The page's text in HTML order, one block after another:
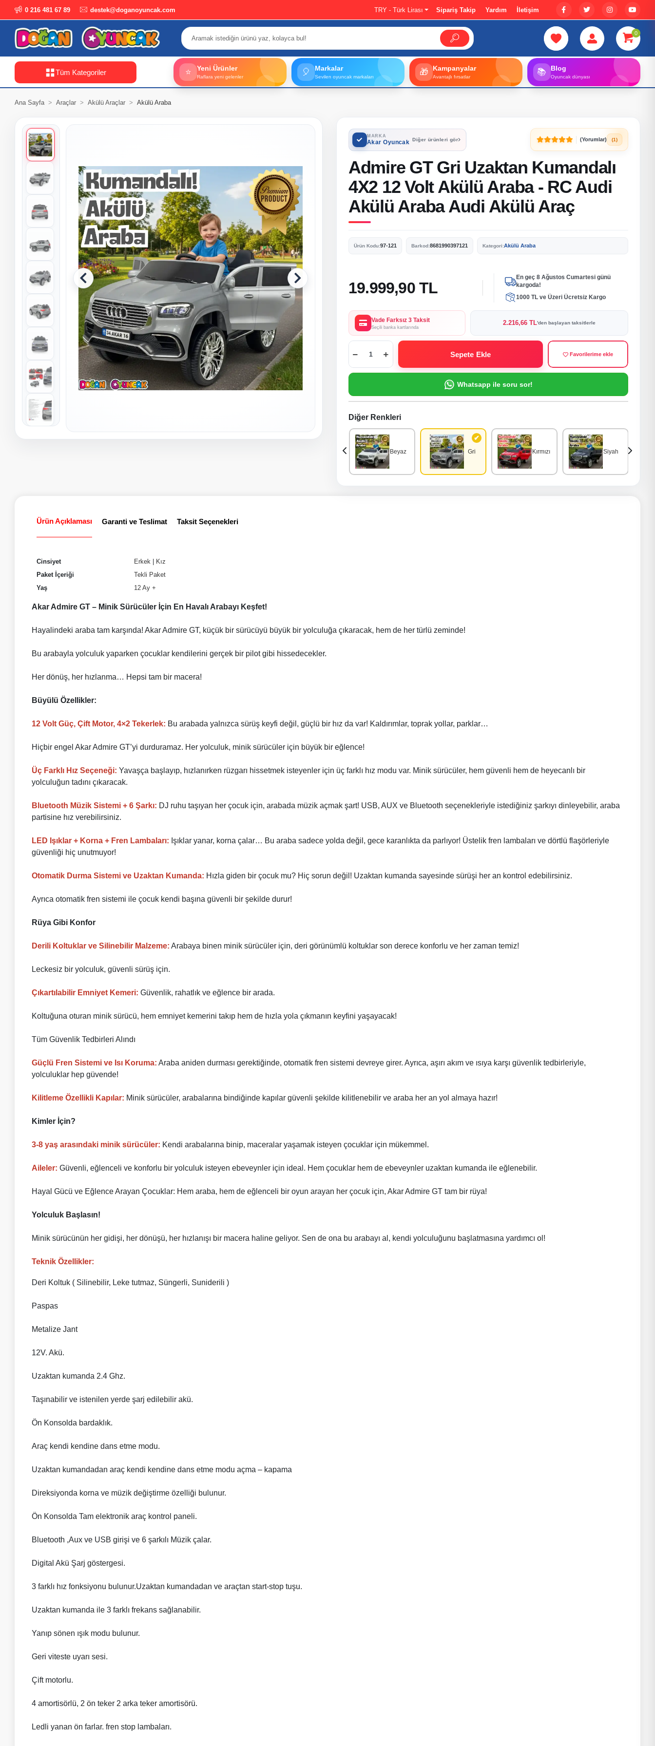
0 216 481 67 89 destek@doganoyuncak.com TRY - Türk Lirası Sipariş Takip Yardım İletişim
0
Tüm Kategoriler ⭐ Yeni Ürünler
Raflara yeni gelenler 🎈 Markalar
Sevilen oyuncak markaları 🎁 Kampanyalar
Avantajlı fırsatlar 📚 Blog
Oyuncak dünyası
Ana Sayfa Araçlar Akülü Araçlar Akülü Araba
MARKA
Akar Oyuncak Diğer ürünleri gör (Yorumlar) (1)
Admire GT Gri Uzaktan Kumandalı
4X2 12 Volt Akülü Araba - RC Audi
Akülü Araba Audi Akülü Araç
Ürün Kodu:97-121 Barkod:8681990397121 Kategori:Akülü Araba
19.999,90 TL
En geç 8 Ağustos Cumartesi günü
kargoda!
1000 TL ve Üzeri Ücretsiz Kargo
Vade Farksız 3 Taksit
Seçili banka kartlarında
2.216,66 TL'den başlayan taksitlerle
Sepete Ekle Favorilerime ekle
Whatsapp ile soru sor!
Diğer Renkleri
Beyaz Gri Kırmızı Siyah
Ürün Açıklaması Garanti ve Teslimat Taksit Seçenekleri
Cinsiyet Erkek
Kız
Paket İçeriği
Tekli Paket
Yaş
12 Ay +
Akar Admire GT – Minik Sürücüler İçin En Havalı Arabayı Keşfet!
Hayalindeki araba tam karşında! Akar Admire GT, küçük bir sürücüyü büyük bir yolculuğa çıkaracak, hem de her türlü zeminde!
Bu arabayla yolculuk yaparken çocuklar kendilerini gerçek bir pilot gibi hissedecekler.
Her dönüş, her hızlanma… Hepsi tam bir macera!
Büyülü Özellikler:
12 Volt Güç, Çift Motor, 4×2 Tekerlek: Bu arabada yalnızca sürüş keyfi değil, güçlü bir hız da var! Kaldırımlar, toprak yollar, parklar…
Hiçbir engel Akar Admire GT’yi durduramaz. Her yolculuk, minik sürücüler için büyük bir eğlence!
Üç Farklı Hız Seçeneği: Yavaşça başlayıp, hızlanırken rüzgarı hissetmek isteyenler için üç farklı hız modu var. Minik sürücüler, hem güvenli hem de heyecanlı bir
yolculuğun tadını çıkaracak.
Bluetooth Müzik Sistemi + 6 Şarkı: DJ ruhu taşıyan her çocuk için, arabada müzik açmak şart! USB, AUX ve Bluetooth seçenekleriyle istediğiniz şarkıyı dinleyebilir, araba
partisine hız verebilirsiniz.
LED Işıklar + Korna + Fren Lambaları: Işıklar yanar, korna çalar… Bu araba sadece yolda değil, gece karanlıkta da parlıyor! Üstelik fren lambaları ve dörtlü flaşörleriyle
güvenliği hiç unutmuyor!
Otomatik Durma Sistemi ve Uzaktan Kumanda: Hızla giden bir çocuk mu? Hiç sorun değil! Uzaktan kumanda sayesinde sürüşi her an kontrol edebilirsiniz.
Ayrıca otomatik fren sistemi ile çocuk kendi başına güvenli bir şekilde durur!
Rüya Gibi Konfor
Derili Koltuklar ve Silinebilir Malzeme: Arabaya binen minik sürücüler için, deri görünümlü koltuklar son derece konforlu ve her zaman temiz!
Leckesiz bir yolculuk, güvenli sürüş için.
Çıkartılabilir Emniyet Kemeri: Güvenlik, rahatlık ve eğlence bir arada.
Koltuğuna oturan minik sürücü, hem emniyet kemerini takıp hem de hızla yola çıkmanın keyfini yaşayacak!
Tüm Güvenlik Tedbirleri Alındı
Güçlü Fren Sistemi ve Isı Koruma: Araba aniden durması gerektiğinde, otomatik fren sistemi devreye girer. Ayrıca, aşırı akım ve ısıya karşı güvenlik tedbirleriyle,
yolculuklar hep güvende!
Kilitleme Özellikli Kapılar: Minik sürücüler, arabalarına bindiğinde kapılar güvenli şekilde kilitlenebilir ve araba her an yol almaya hazır!
Kimler İçin?
3-8 yaş arasındaki minik sürücüler: Kendi arabalarına binip, maceralar yaşamak isteyen çocuklar için mükemmel.
Aileler: Güvenli, eğlenceli ve konforlu bir yolculuk isteyen ebeveynler için ideal. Hem çocuklar hem de ebeveynler uzaktan kumanda ile eğlenebilir.
Hayal Gücü ve Eğlence Arayan Çocuklar: Hem araba, hem de eğlenceli bir oyun arayan her çocuk için, Akar Admire GT tam bir rüya!
Yolculuk Başlasın!
Minik sürücünün her gidişi, her dönüşü, her hızlanışı bir macera haline geliyor. Sen de ona bu arabayı al, kendi yolculuğunu başlatmasına yardımcı ol!
Teknik Özellikler:
Deri Koltuk ( Silinebilir, Leke tutmaz, Süngerli, Suniderili )
Paspas
Metalize Jant
12V. Akü.
Uzaktan kumanda 2.4 Ghz.
Taşınabilir ve istenilen yerde şarj edilebilir akü.
Ön Konsolda bardaklık.
Araç kendi kendine dans etme modu.
Uzaktan kumandadan araç kendi kendine dans etme modu açma – kapama
Direksiyonda korna ve müzik değiştirme özelliği bulunur.
Ön Konsolda Tam elektronik araç kontrol paneli.
Bluetooth ,Aux ve USB girişi ve 6 şarkılı Müzik çalar.
Digital Akü Şarj göstergesi.
3 farklı hız fonksiyonu bulunur.Uzaktan kumandadan ve araçtan start-stop tuşu.
Uzaktan kumanda ile 3 farklı frekans sağlanabilir.
Yanıp sönen ışık modu bulunur.
Geri viteste uyarı sesi.
Çift motorlu.
4 amortisörlü, 2 ön teker 2 arka teker amortisörü.
Ledli yanan ön farlar. fren stop lambaları.